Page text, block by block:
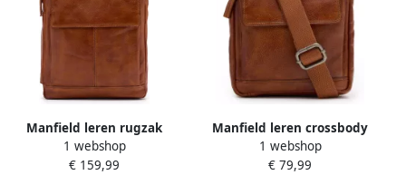
Manfield leren rugzak
cognac
1 webshop
€ 159,99
Manfield leren crossbody
tas cognac
1 webshop
€ 79,99